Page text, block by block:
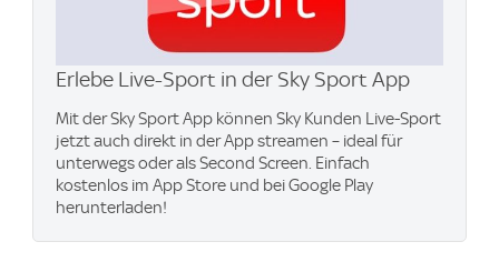
Erlebe Live-Sport in der Sky Sport App
Mit der Sky Sport App können Sky Kunden Live-Sport
jetzt auch direkt in der App streamen – ideal für
unterwegs oder als Second Screen. Einfach
kostenlos im App Store und bei Google Play
herunterladen!